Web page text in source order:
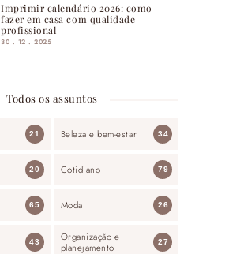
Imprimir calendário 2026: como
fazer em casa com qualidade
profissional
30 . 12 . 2025
Todos os assuntos
21 Beleza e bem-estar 34
20 Cotidiano 79
65 Moda 26
43
Organização e
planejamento
27